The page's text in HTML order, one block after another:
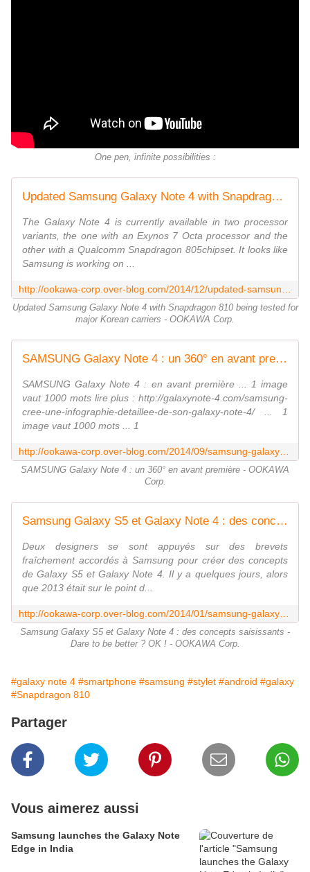
One pen, infinite possibilities :
Updated Samsung Galaxy Note 4 with Snapdragon 810 being tested for major Korean carriers - OOKAWA Corp.
The Galaxy Note 4 is currently available in two processor
variants, the one with an Exynos 7 Octa processor and the
other with a Qualcomm Snapdragon 805chipset. It looks like
Samsung is working on ...
Updated Samsung Galaxy Note 4 with Snapdragon 810 being tested for
major Korean carriers - OOKAWA Corp.
SAMSUNG Galaxy Note 4 : un 360° en avant première - OOKAWA Corp.
SAMSUNG Galaxy Note 4 : en avant première ... 1 image
vaut 1000 mots lire plus : http://galaxynote-4.com/samsung-
cree-une-infographie-detaillee-de-son-galaxy-note-4/ ... 1
image vaut 1000 mots ... 1
SAMSUNG Galaxy Note 4 : un 360° en avant première - OOKAWA
Corp.
Samsung Galaxy S5 et Galaxy Note 4 : des concepts saisissants - Dare to be better ? OK ! - OOKAWA Corp.
Deux designers se sont appuyés sur des brevets
fraîchement accordés à Samsung pour créer des concepts
de Galaxy S5 et Galaxy Note 4. Il y a quelques jours, alors
que 2013 était sur le point d...
Samsung Galaxy S5 et Galaxy Note 4 : des concepts saisissants -
Dare to be better ? OK ! - OOKAWA Corp.
#galaxy note 4 #smartphone #samsung #stylet #android #galaxy
#Snapdragon 810
Partager
Vous aimerez aussi
Samsung launches the Galaxy Note
Edge in India